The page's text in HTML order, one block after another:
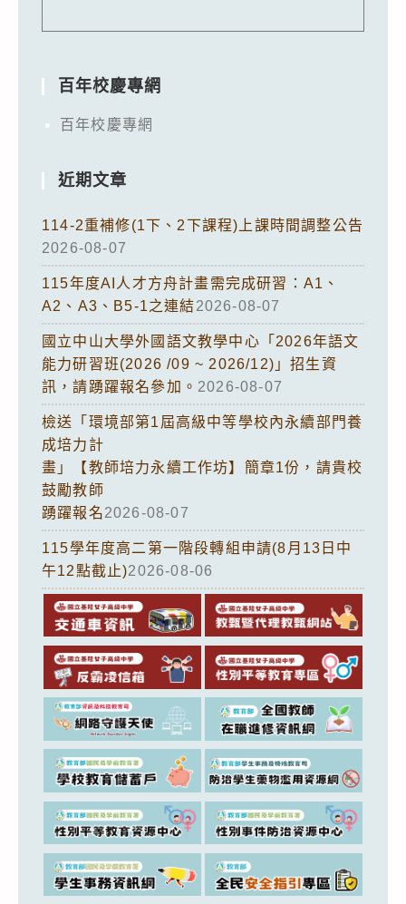
百年校慶專網
百年校慶專網
近期文章
114-2重補修(1下、2下課程)上課時間調整公告
2026-08-07
115年度AI人才方舟計畫需完成研習：A1、
A2、A3、B5-1之連結2026-08-07
國立中山大學外國語文教學中心「2026年語文
能力研習班(2026 /09 ~ 2026/12)」招生資
訊，請踴躍報名參加。 2026-08-07
檢送「環境部第1屆高級中等學校內永續部門養
成培力計
畫」【教師培力永續工作坊】簡章1份，請貴校
鼓勵教師
踴躍報名2026-08-07
115學年度高二第一階段轉組申請(8月13日中
午12點截止)2026-08-06